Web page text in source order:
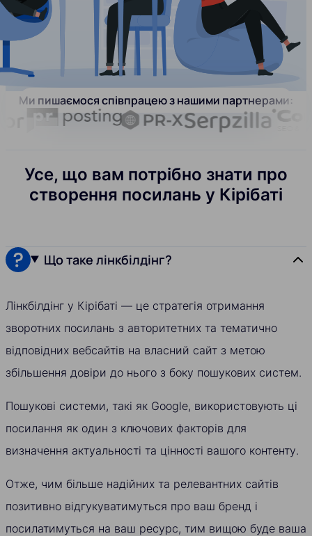
Ми пишаємося співпрацею з нашими партнерами:
Усе, що вам потрібно знати про
створення посилань у Кірібаті
Що таке лінкбілдінг?
Лінкбілдінг у Кірібаті — це стратегія отримання
зворотних посилань з авторитетних та тематично
відповідних вебсайтів на власний сайт з метою
збільшення довіри до нього з боку пошукових систем.
Пошукові системи, такі як Google, використовують ці
посилання як один з ключових факторів для
визначення актуальності та цінності вашого контенту.
Отже, чим більше надійних та релевантних сайтів
позитивно відгукуватимуться про ваш бренд і
посилатимуться на ваш ресурс, тим вищою буде ваша